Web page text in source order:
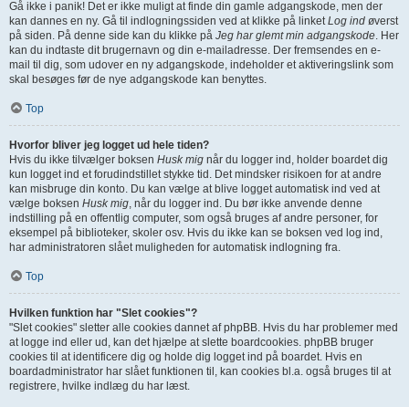
Gå ikke i panik! Det er ikke muligt at finde din gamle adgangskode, men der
kan dannes en ny. Gå til indlogningssiden ved at klikke på linket Log ind øverst
på siden. På denne side kan du klikke på Jeg har glemt min adgangskode . Her
kan du indtaste dit brugernavn og din e-mailadresse. Der fremsendes en e-
mail til dig, som udover en ny adgangskode, indeholder et aktiveringslink som
skal besøges før de nye adgangskode kan benyttes.
Top
Hvorfor bliver jeg logget ud hele tiden?
Hvis du ikke tilvælger boksen Husk mig når du logger ind, holder boardet dig
kun logget ind et forudindstillet stykke tid. Det mindsker risikoen for at andre
kan misbruge din konto. Du kan vælge at blive logget automatisk ind ved at
vælge boksen Husk mig , når du logger ind. Du bør ikke anvende denne
indstilling på en offentlig computer, som også bruges af andre personer, for
eksempel på biblioteker, skoler osv. Hvis du ikke kan se boksen ved log ind,
har administratoren slået muligheden for automatisk indlogning fra.
Top
Hvilken funktion har "Slet cookies"?
"Slet cookies" sletter alle cookies dannet af phpBB. Hvis du har problemer med
at logge ind eller ud, kan det hjælpe at slette boardcookies. phpBB bruger
cookies til at identificere dig og holde dig logget ind på boardet. Hvis en
boardadministrator har slået funktionen til, kan cookies bl.a. også bruges til at
registrere, hvilke indlæg du har læst.